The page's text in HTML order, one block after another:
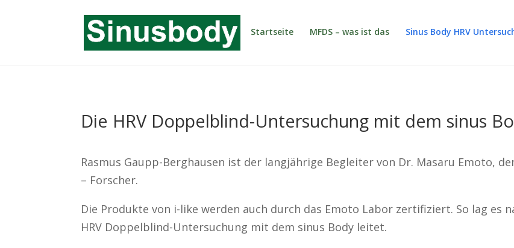
Startseite MFDS – was ist das Sinus Body HRV
Die HRV Doppelblind-Untersuchung mit dem sinus
Rasmus Gaupp-Berghausen ist der langjährige Begleiter von Dr. Masaru Emoto,
– Forscher.
Die Produkte von i-like werden auch durch das Emoto Labor zertifiziert. So lag es
HRV Doppelblind-Untersuchung mit dem sinus Body leitet.